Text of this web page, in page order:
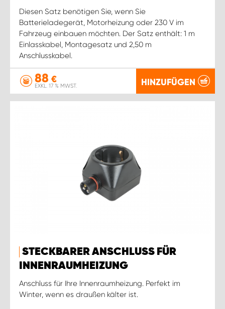
Diesen Satz benötigen Sie, wenn Sie
Batterieladegerät, Motorheizung oder 230 V im
Fahrzeug einbauen möchten. Der Satz enthält: 1 m
Einlasskabel, Montagesatz und 2,50 m
Anschlusskabel.
88 €
EXKL. 17 % MWST. HINZUFÜGEN
STECKBARER ANSCHLUSS FÜR
INNENRAUMHEIZUNG
Anschluss für Ihre Innenraumheizung. Perfekt im
Winter, wenn es draußen kälter ist.